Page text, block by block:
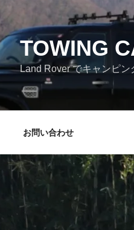
TOWING
Land Rover でキャンピ
お問い合わせ